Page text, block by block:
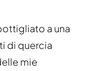
a una
di quercia
mie